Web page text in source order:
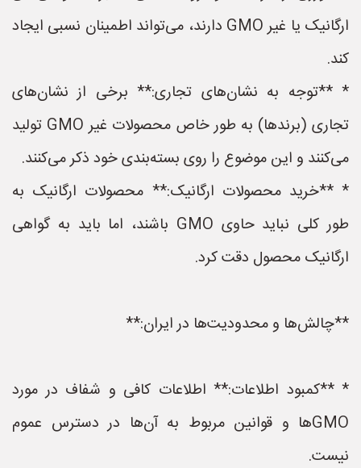
ارگانیک یا غیر GMO دارند، می‌تواند اطمینان نسبی ایجاد
کند.
* **توجه به نشان‌های تجاری:** برخی از نشان‌های
تجاری (برندها) به طور خاص محصولات غیر GMO تولید
می‌کنند و این موضوع را روی بسته‌بندی خود ذکر می‌کنند.
* **خرید محصولات ارگانیک:** محصولات ارگانیک به
طور کلی نباید حاوی GMO باشند، اما باید به گواهی
ارگانیک محصول دقت کرد.
**چالش‌ها و محدودیت‌ها در ایران:**
* **کمبود اطلاعات:** اطلاعات کافی و شفاف در مورد
GMOها و قوانین مربوط به آن‌ها در دسترس عموم
نیست.